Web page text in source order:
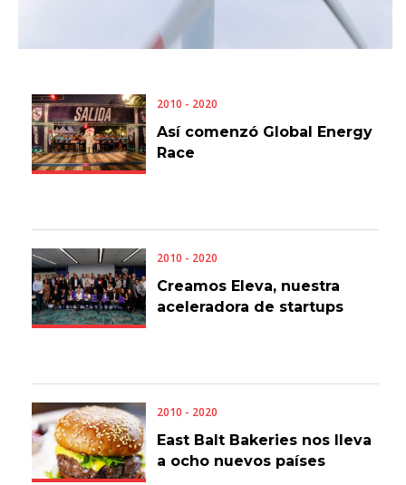
2010 - 2020
Así comenzó Global Energy
Race
2010 - 2020
Creamos Eleva, nuestra
aceleradora de startups
2010 - 2020
East Balt Bakeries nos lleva
a ocho nuevos países